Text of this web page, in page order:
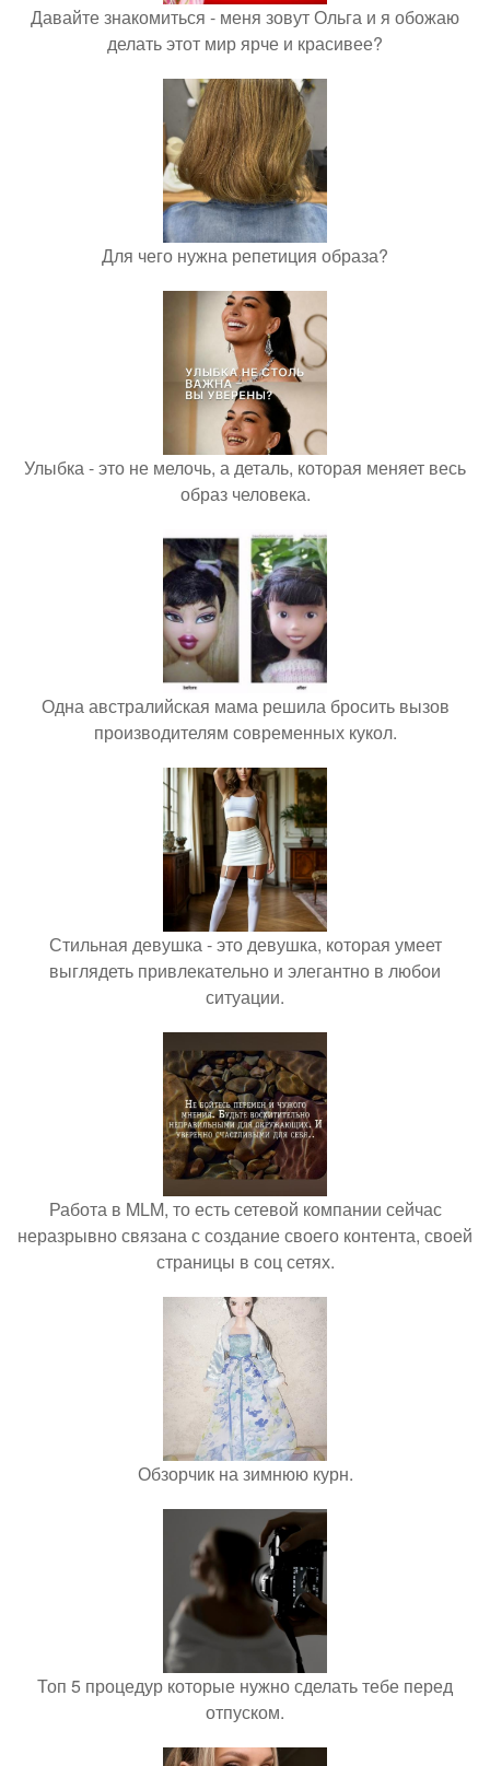
Давайте знакомиться - меня зовут Ольга и я обожаю
делать этот мир ярче и красивее?
Для чего нужна репетиция образа?
Улыбка - это не мелочь, а деталь, которая меняет весь
образ человека.
Одна австралийская мама решила бросить вызов
производителям современных кукол.
Стильная девушка - это девушка, которая умеет
выглядеть привлекательно и элегантно в любои
ситуации.
Работа в MLM, то есть сетевой компании сейчас
неразрывно связана с создание своего контента, своей
страницы в соц сетях.
Обзорчик на зимнюю курн.
Топ 5 процедур которые нужно сделать тебе перед
отпуском.